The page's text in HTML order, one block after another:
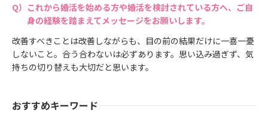
これから婚活を始める方や婚活を検討されている方へ、ご自
身の経験を踏まえてメッセージをお願いします。
改善すべきことは改善しながらも、目の前の結果だけに一喜一憂
しないこと。合う合わないは必ずあります。思い込み過ぎず、気
持ちの切り替えも大切だと思います。
おすすめキーワード